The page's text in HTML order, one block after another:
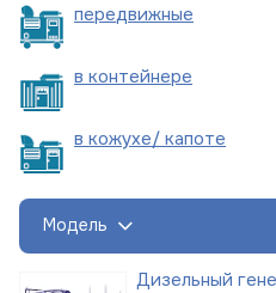
передвижные
в контейнере
в кожухе/ капоте
Модель
Дизельный